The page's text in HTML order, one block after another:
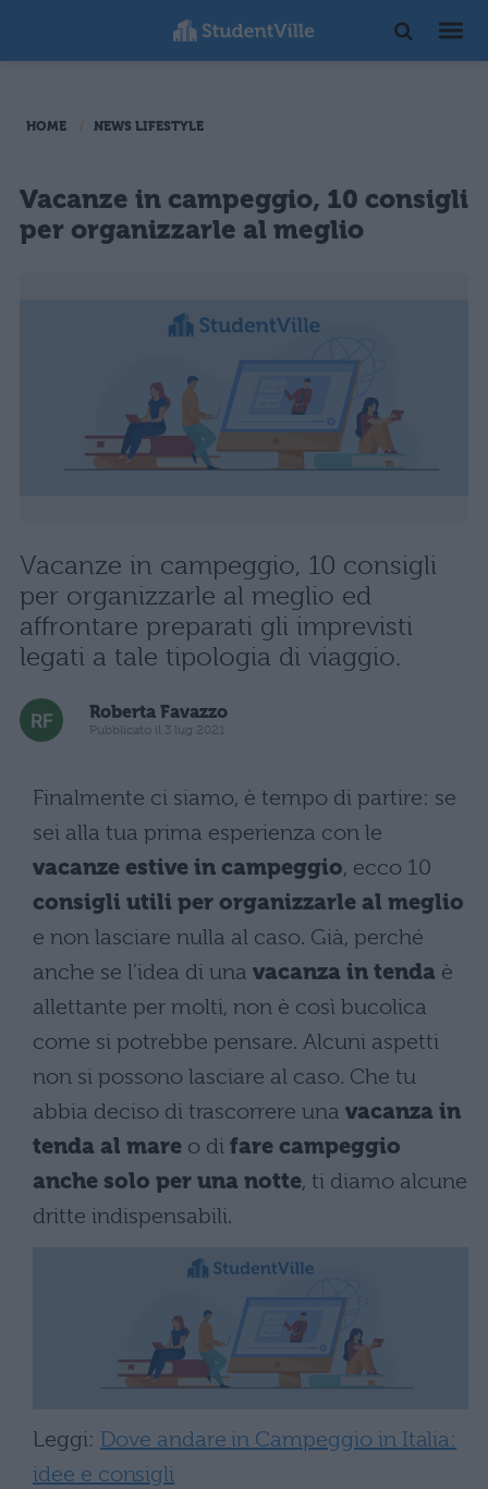
HOME NEWS LIFESTYLE
Vacanze in campeggio, 10 consigli
per organizzarle al meglio
Vacanze in campeggio, 10 consigli
per organizzarle al meglio ed
affrontare preparati gli imprevisti
legati a tale tipologia di viaggio.
Roberta Favazzo
Pubblicato il 3 lug 2021
Finalmente ci siamo, è tempo di partire: se
sei alla tua prima esperienza con le
vacanze estive in campeggio, ecco 10
consigli utili per organizzarle al meglio
e non lasciare nulla al caso. Già, perché
anche se l’idea di una vacanza in tenda è
allettante per molti, non è così bucolica
come si potrebbe pensare. Alcuni aspetti
non si possono lasciare al caso. Che tu
abbia deciso di trascorrere una vacanza in
tenda al mare o di fare campeggio
anche solo per una notte, ti diamo alcune
dritte indispensabili.
Leggi: Dove andare in Campeggio in Italia:
idee e consigli